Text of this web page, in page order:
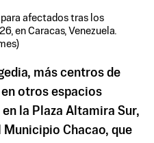
afectados tras los
en Caracas, Venezuela.
más centros de
otros espacios
la Plaza Altamira Sur,
Chacao, que